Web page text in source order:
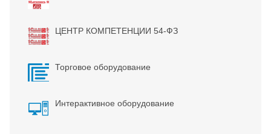
ЦЕНТР КОМПЕТЕНЦИИ 54-ФЗ
Торговое оборудование
Интерактивное оборудование